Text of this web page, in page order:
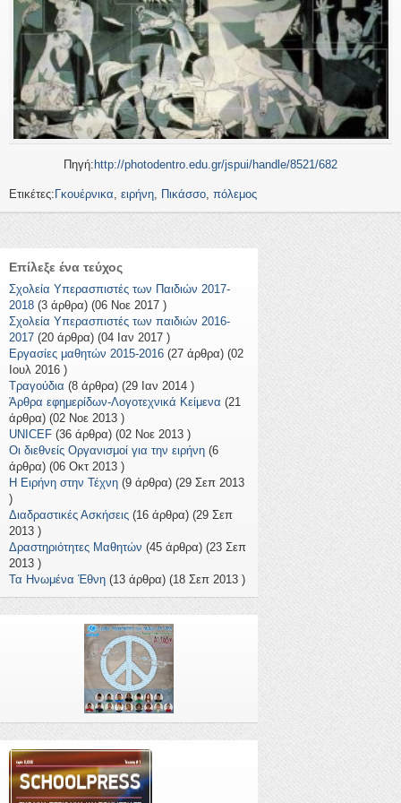
Πηγή:http://photodentro.edu.gr/jspui/handle/8521/682
Ετικέτες:Γκουέρνικα ειρήνη Πικάσσο πόλεμος
Επίλεξε ένα τεύχος
Σχολεία Υπερασπιστές των Παιδιών 2017-
2018 (3 άρθρα) (06 Νοε 2017 )
Σχολεία Υπερασπιστές των παιδιών 2016-
2017 (20 άρθρα) (04 Ιαν 2017 )
Εργασίες μαθητών 2015-2016 (27 άρθρα) (02
Ιουλ 2016 )
Τραγούδια (8 άρθρα) (29 Ιαν 2014 )
Άρθρα εφημερίδων-Λογοτεχνικά Κείμενα (21
άρθρα) (02 Νοε 2013 )
UNICEF (36 άρθρα) (02 Νοε 2013 )
Οι διεθνείς Οργανισμοί για την ειρήνη (6
άρθρα) (06 Οκτ 2013 )
Η Ειρήνη στην Τέχνη (9 άρθρα) (29 Σεπ 2013
)
Διαδραστικές Ασκήσεις (16 άρθρα) (29 Σεπ
2013 )
Δραστηριότητες Μαθητών (45 άρθρα) (23 Σεπ
2013 )
Τα Ηνωμένα Έθνη (13 άρθρα) (18 Σεπ 2013 )